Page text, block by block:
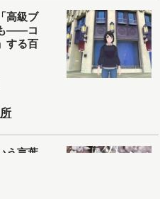
高級ブ
――コ
する百
う言葉